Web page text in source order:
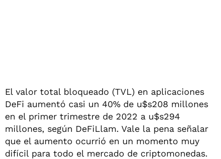
El valor total bloqueado (TVL) en aplicaciones
DeFi aumentó casi un 40% de u$s208 millones
en el primer trimestre de 2022 a u$s294
millones, según DeFiLlam. Vale la pena señalar
que el aumento ocurrió en un momento muy
difícil para todo el mercado de criptomonedas.